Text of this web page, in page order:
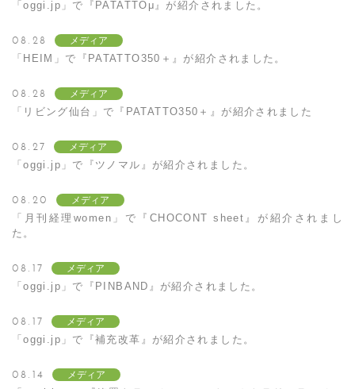
「oggi.jp」で『PATATTOμ』が紹介されました。
08.28 メディア
「HEIM」で『PATATTO350＋』が紹介されました。
08.28 メディア
「リビング仙台」で『PATATTO350＋』が紹介されました
08.27 メディア
「oggi.jp」で『ツノマル』が紹介されました。
08.20 メディア
「月刊経理women」で『CHOCONT sheet』が紹介されまし
た。
08.17 メディア
「oggi.jp」で『PINBAND』が紹介されました。
08.17 メディア
「oggi.jp」で『補充改革』が紹介されました。
08.14 メディア